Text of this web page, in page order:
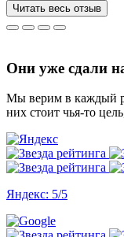
за 3 недели, до
все удалось. Спасибо,
Читать весь отзыв
Они уже сдали
Мы верим в каждый
них стоит чья-то
Яндекс: 5/5